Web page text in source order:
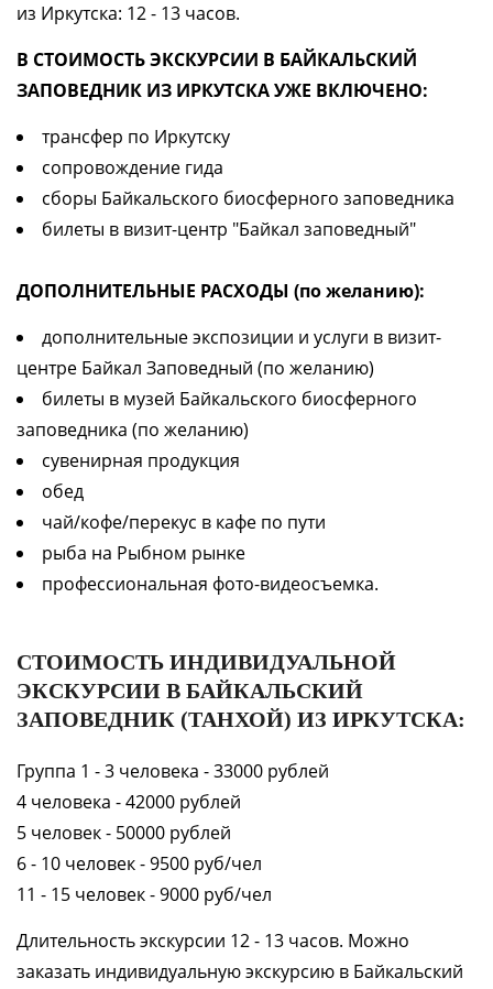
из Иркутска: 12 - 13 часов.
В СТОИМОСТЬ ЭКСКУРСИИ В БАЙКАЛЬСКИЙ
ЗАПОВЕДНИК ИЗ ИРКУТСКА УЖЕ ВКЛЮЧЕНО:
трансфер по Иркутску
сопровождение гида
сборы Байкальского биосферного заповедника
билеты в визит-центр "Байкал заповедный"
ДОПОЛНИТЕЛЬНЫЕ РАСХОДЫ (по желанию):
дополнительные экспозиции и услуги в визит-
центре Байкал Заповедный (по желанию)
билеты в музей Байкальского биосферного
заповедника (по желанию)
сувенирная продукция
обед
чай/кофе/перекус в кафе по пути
рыба на Рыбном рынке
профессиональная фото-видеосъемка.
СТОИМОСТЬ ИНДИВИДУАЛЬНОЙ
ЭКСКУРСИИ В БАЙКАЛЬСКИЙ
ЗАПОВЕДНИК (ТАНХОЙ) ИЗ ИРКУТСКА:
Группа 1 - 3 человека - 33000 рублей
4 человека - 42000 рублей
5 человек - 50000 рублей
6 - 10 человек - 9500 руб/чел
11 - 15 человек - 9000 руб/чел
Длительность экскурсии 12 - 13 часов. Можно
заказать индивидуальную экскурсию в Байкальский